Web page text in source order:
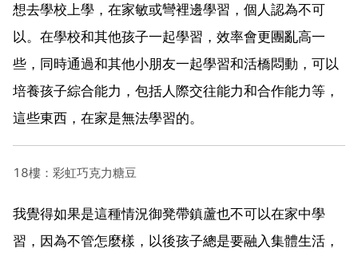
想去學校上學，在家敏或彎裡邊學習，個人認為不可
以。在學校和其他孩子一起學習，效率會更團亂高一
些，同時通過和其他小朋友一起學習和活橋悶動，可以
培養孩子綜合能力，包括人際交往能力和合作能力等，
這些東西，在家是無法學習的。
18樓：彩虹巧克力糖豆
我覺得如果是這種情況御凳帶鎮蘆也不可以在家中學
習，因為不管怎麼樣，以後孩子總是要融入集體生活，